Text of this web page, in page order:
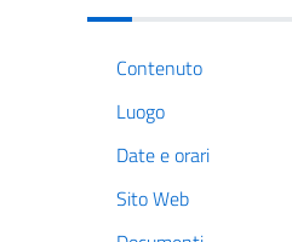
Contenuto
Luogo
Date e orari
Sito Web